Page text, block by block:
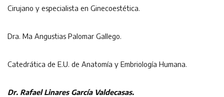
Cirujano y especialista en Ginecoestética.
Dra. Ma Angustias Palomar Gallego.
Catedrática de E.U. de Anatomía y Embriología Humana.
Dr. Rafael Linares García Valdecasas.